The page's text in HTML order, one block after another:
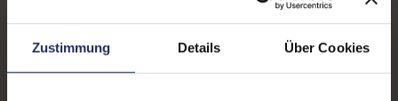
Zustimmung Details Über Cookies
WLAN: Ja